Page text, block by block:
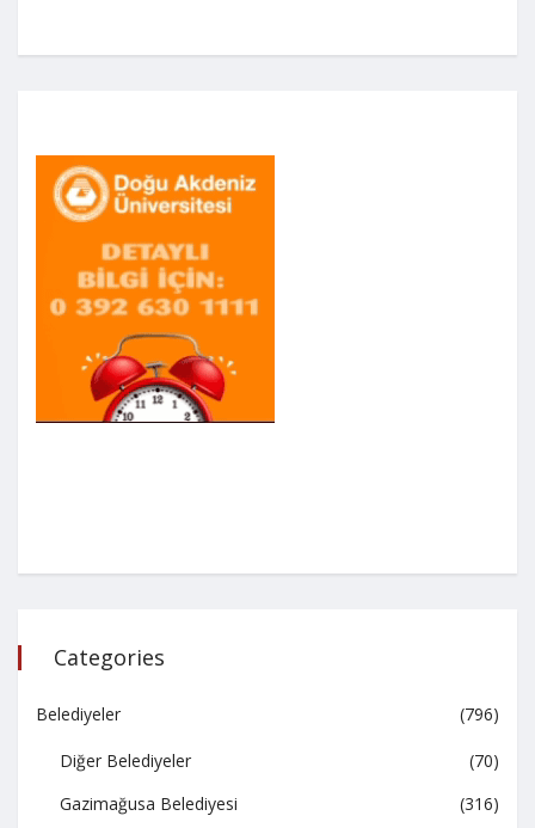
Categories
Belediyeler (796)
Diğer Belediyeler
(70)
Gazimağusa Belediyesi
(316)